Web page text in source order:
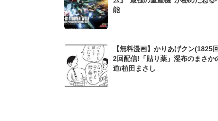
能
【無料漫画】かりあげクン(1825
2回配信!「貼り薬」湿布のまさか
道/植田まさし